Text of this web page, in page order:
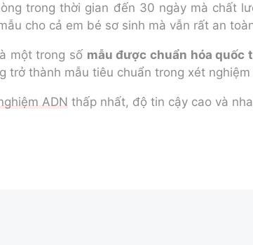
trong thời gian đến 30 ngày mà chất
cho cả em bé sơ sinh mà vẫn rất an
một trong số mẫu được chuẩn hóa quốc
trở thành mẫu tiêu chuẩn trong xét
ADN thấp nhất, độ tin cậy cao và